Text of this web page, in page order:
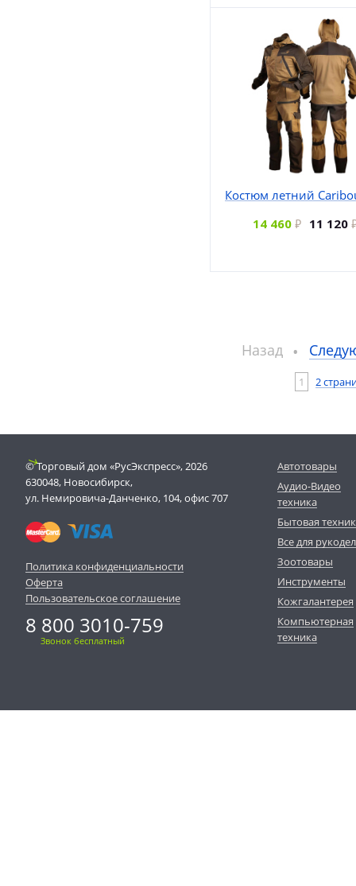
Костюм летний
14 460
11 120
Назад
1 2
© Торговый дом «РусЭкспресс», 2026
630048, Новосибирск,
ул. Немировича-Данченко, 104, офис 707
Политика конфиденциальности
Оферта
Пользовательское соглашение
8 800 3010-759
Звонок бесплатный
Автотовары
Аудио-Видео
техника
Бытовая
Все для
Зоотовары
Инструменты
Кожгалантерея
Компьютерная
техника